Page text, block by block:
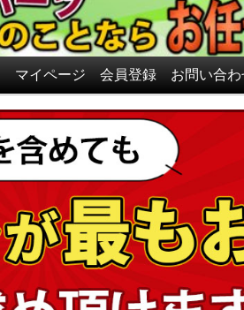
マイページ 会員登録 お問い合わ